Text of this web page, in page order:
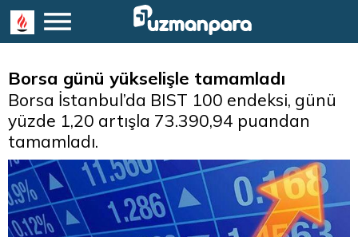
Borsa günü yükselişle tamamladı
Borsa İstanbul’da BIST 100 endeksi, günü
yüzde 1,20 artışla 73.390,94 puandan
tamamladı.